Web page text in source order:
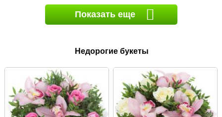
Показать еще
Недорогие букеты